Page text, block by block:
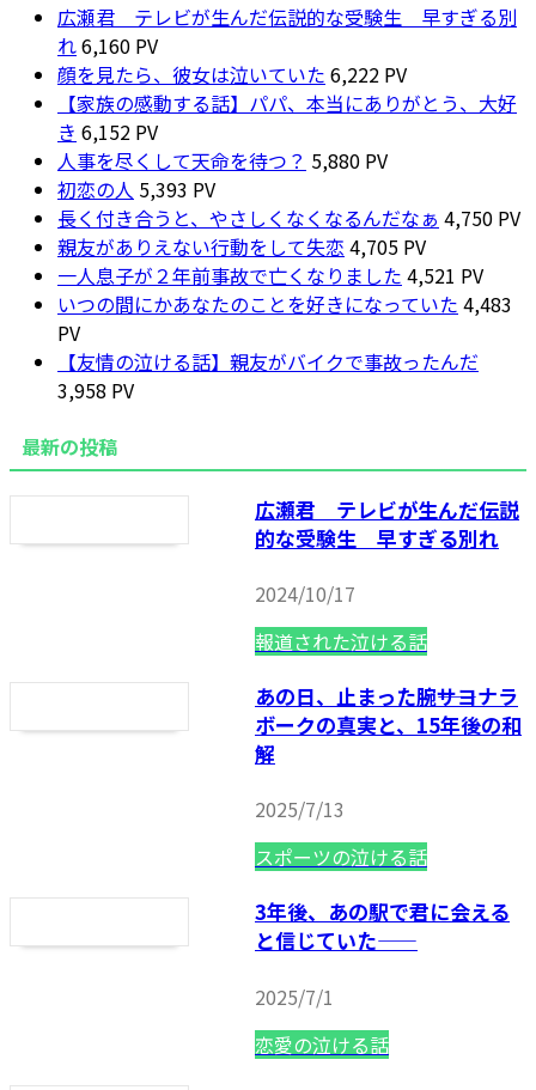
広瀬君 テレビが生んだ伝説的な受験生 早すぎる別
れ6,160 PV
顔を見たら、彼女は泣いていた 6,222 PV
【家族の感動する話】パパ、本当にありがとう、大好
き 6,152 PV
人事を尽くして天命を待つ？ 5,880 PV
初恋の人 5,393 PV
長く付き合うと、やさしくなくなるんだなぁ 4,750 PV
親友がありえない行動をして失恋 4,705 PV
一人息子が２年前事故で亡くなりました 4,521 PV
いつの間にかあなたのことを好きになっていた 4,483
PV
【友情の泣ける話】親友がバイクで事故ったんだ
3,958 PV
最新の投稿
広瀬君 テレビが生んだ伝説
的な受験生 早すぎる別れ
2024/10/17
報道された泣ける話
あの日、止まった腕――サヨナラ
ボークの真実と、15年後の和
解
2025/7/13
スポーツの泣ける話
3年後、あの駅で君に会える
と信じていた——
2025/7/1
恋愛の泣ける話